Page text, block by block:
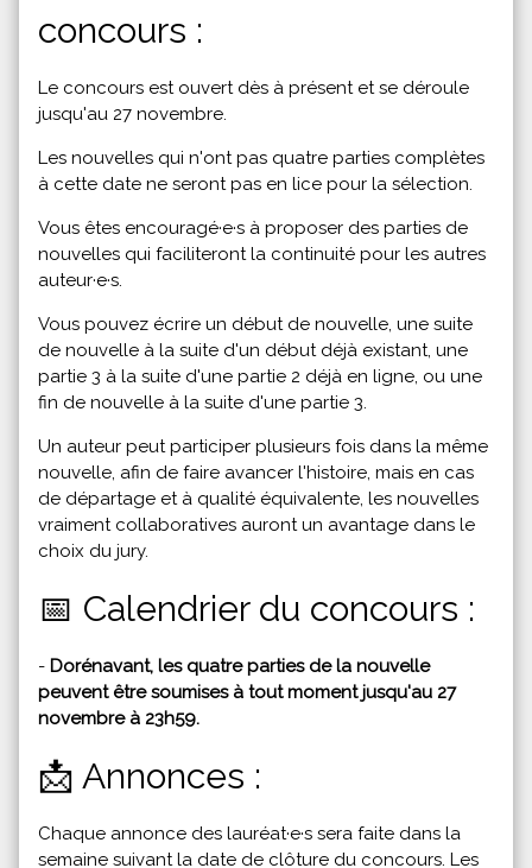
concours :
Le concours est ouvert dès à présent et se déroule
jusqu'au 27 novembre.
Les nouvelles qui n'ont pas quatre parties complètes
à cette date ne seront pas en lice pour la sélection.
Vous êtes encouragé·e·s à proposer des parties de
nouvelles qui faciliteront la continuité pour les autres
auteur·e·s.
Vous pouvez écrire un début de nouvelle, une suite
de nouvelle à la suite d'un début déjà existant, une
partie 3 à la suite d'une partie 2 déjà en ligne, ou une
fin de nouvelle à la suite d'une partie 3.
Un auteur peut participer plusieurs fois dans la même
nouvelle, afin de faire avancer l'histoire, mais en cas
de départage et à qualité équivalente, les nouvelles
vraiment collaboratives auront un avantage dans le
choix du jury.
📅 Calendrier du concours :
- Dorénavant, les quatre parties de la nouvelle
peuvent être soumises à tout moment jusqu'au 27
novembre à 23h59.
📩 Annonces :
Chaque annonce des lauréat·e·s sera faite dans la
semaine suivant la date de clôture du concours. Les